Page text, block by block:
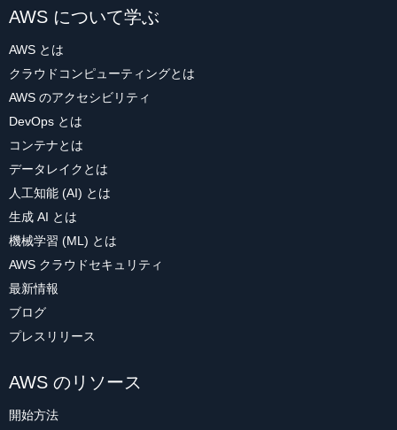
AWS について学ぶ
AWS とは
クラウドコンピューティングとは
AWS のアクセシビリティ
DevOps とは
コンテナとは
データレイクとは
人工知能 (AI) とは
生成 AI とは
機械学習 (ML) とは
AWS クラウドセキュリティ
最新情報
ブログ
プレスリリース
AWS のリソース
開始方法